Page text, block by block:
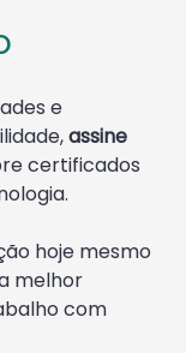
e
assine
certificados
hoje mesmo
melhor
com